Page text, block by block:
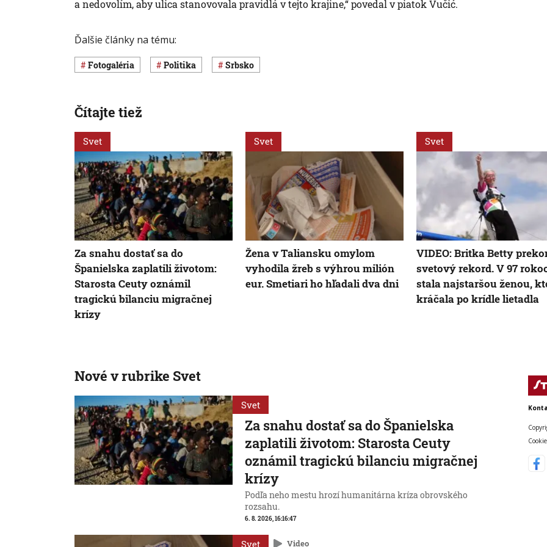
a nedovolím, aby ulica stanovovala pravidlá v tejto krajine,“ povedal v piatok Vučić.
Ďalšie články na tému:
Fotogaléria Politika Srbsko
Čítajte tiež
Svet
Za snahu dostať sa do
Španielska zaplatili životom:
Starosta Ceuty oznámil
tragickú bilanciu migračnej
krízy
Svet
Žena v Taliansku omylom
vyhodila žreb s výhrou milión
eur. Smetiari ho hľadali dva dni
Svet
VIDEO: Britka Betty
svetový rekord. V 97
stala najstaršou ženou,
kráčala po krídle lietadla
Nové v rubrike Svet
Svet
Za snahu dostať sa do Španielska
zaplatili životom: Starosta Ceuty
oznámil tragickú bilanciu migračnej
krízy
Podľa neho mestu hrozí humanitárna kríza obrovského
rozsahu.
6. 8. 2026, 16:16:47
Svet Video